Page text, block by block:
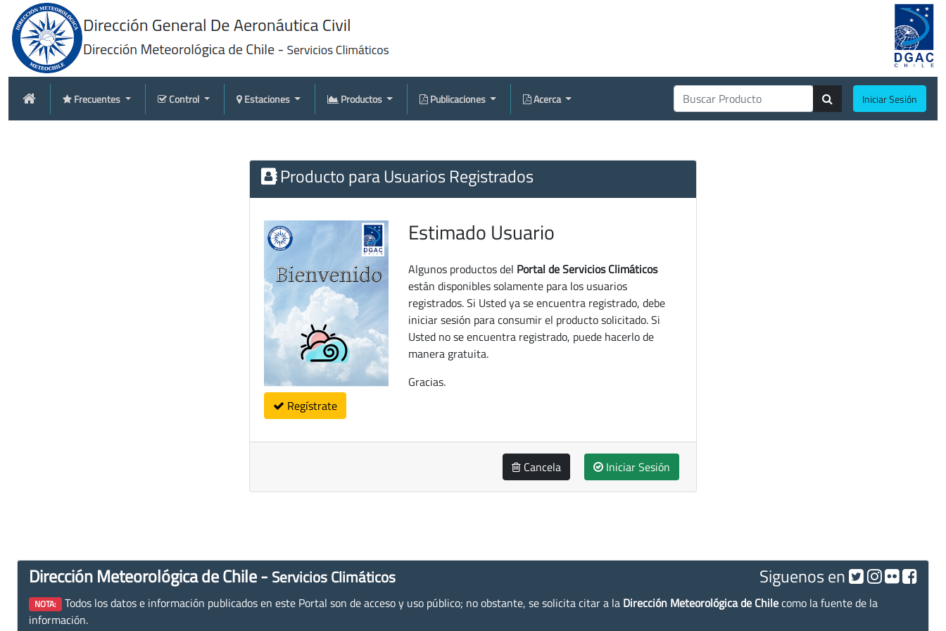
Frecuentes Control Estaciones Productos Publicaciones Acerca Iniciar Sesión
Producto para Usuarios Registrados
Regístrate
Estimado Usuario
Algunos productos del Portal de Servicios Climáticos
están disponibles solamente para los usuarios
registrados. Si Usted ya se encuentra registrado, debe
iniciar sesión para consumir el producto solicitado. Si
Usted no se encuentra registrado, puede hacerlo de
manera gratuita.
Gracias.
Cancela Iniciar Sesión
Dirección Meteorológica de Chile - Servicios Climáticos Siguenos en
NOTA: Todos los datos e información publicados en este Portal son de acceso y uso público; no obstante, se solicita citar a la Dirección Meteorológica de Chilecomo la fuente de la
información.